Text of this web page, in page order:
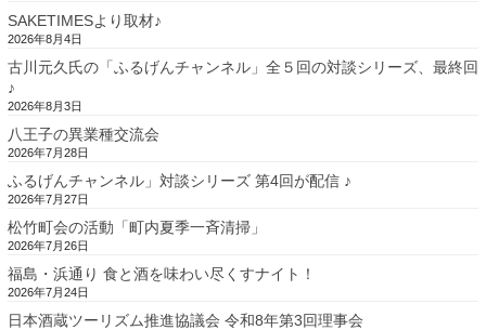
SAKETIMESより取材♪
2026年8月4日
古川元久氏の「ふるげんチャンネル」全５回の対談シリーズ、最終回
♪
2026年8月3日
八王子の異業種交流会
2026年7月28日
ふるげんチャンネル」対談シリーズ 第4回が配信 ♪
2026年7月27日
松竹町会の活動「町内夏季一斉清掃」
2026年7月26日
福島・浜通り 食と酒を味わい尽くすナイト！
2026年7月24日
日本酒蔵ツーリズム推進協議会 令和8年第3回理事会